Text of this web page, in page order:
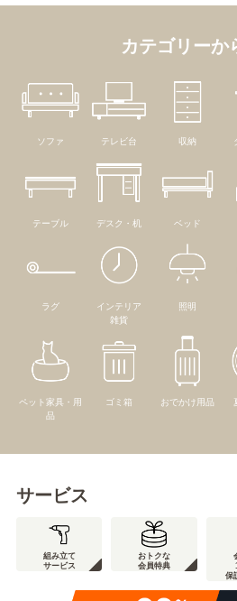
カテゴリーか
ソファ テレビ台 収納
テーブル デスク・机 ベッド
ラグ
インテリア
雑貨
照明
ペット家具・用
品
ゴミ箱 おでかけ用品
サービス
組み立て
サービス
おトクな
会員特典
保